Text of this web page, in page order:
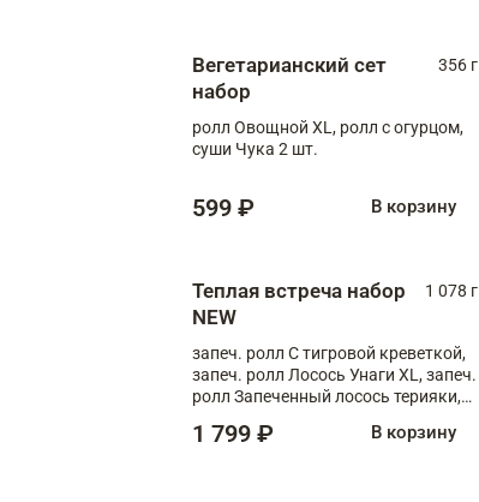
Вегетарианский сет
набор
356 г
ролл Овощной XL, ролл с огурцом,
суши Чука 2 шт.
599 ₽ В корзину
Теплая встреча набор
NEW
1 078 г
запеч. ролл С тигровой креветкой,
запеч. ролл Лосось Унаги XL, запеч.
ролл Запеченный лосось терияки,
1 799 ₽ В корзину